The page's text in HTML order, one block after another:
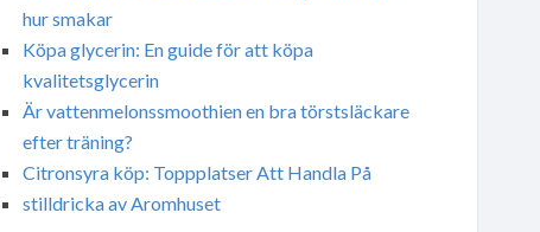
hur smakar
Köpa glycerin: En guide för att köpa
kvalitetsglycerin
Är vattenmelonssmoothien en bra törstsläckare
efter träning?
Citronsyra köp: Toppplatser Att Handla På
stilldricka av Aromhuset